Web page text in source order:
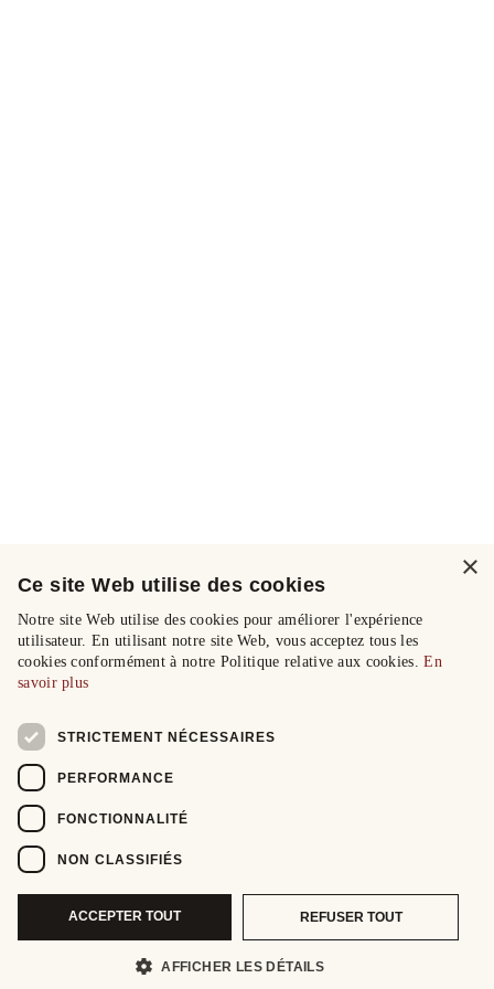
×
Ce site Web utilise des cookies
Notre site Web utilise des cookies pour améliorer l'expérience
utilisateur. En utilisant notre site Web, vous acceptez tous les
cookies conformément à notre Politique relative aux cookies.En
savoir plus
STRICTEMENT NÉCESSAIRES
PERFORMANCE
FONCTIONNALITÉ
NON CLASSIFIÉS
ACCEPTER TOUT REFUSER TOUT
AFFICHER LES DÉTAILS